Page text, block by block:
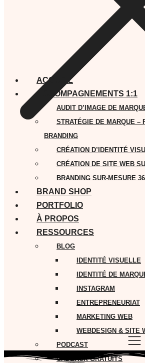
ACCUEIL
ACCOMPAGNEMENTS 1:1
AUDIT D’IMAGE DE
STRATÉGIE DE MARQUE –
BRANDING
CRÉATION D’IDENTITÉ
CRÉATION DE SITE WEB
BRANDING SUR-MESURE
BRAND SHOP
PORTFOLIO
À PROPOS
RESSOURCES
BLOG
IDENTITÉ VISUELLE
IDENTITÉ DE
INSTAGRAM
ENTREPRENEURIAT
MARKETING WEB
WEBDESIGN & SITE
PODCAST
CADEAUX GRATUITS